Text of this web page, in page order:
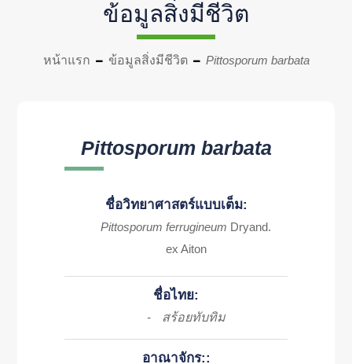
ข้อมูลสิ่งมีชีวิต
หน้าแรก ข้อมูลสิ่งมีชีวิต Pittosporum barbata
Pittosporum barbata
ชื่อวิทยาศาสตร์แบบเต็ม:
Pittosporum ferrugineum Dryand.
ex Aiton
ชื่อไทย:
- สร้อยทับทิม
อาณาจักร::